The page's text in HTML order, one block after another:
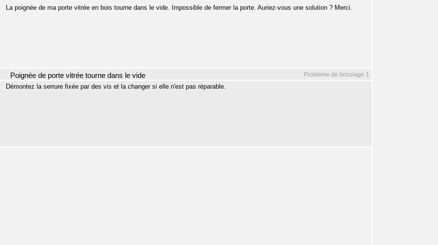
La poignée de ma porte vitrée en bois tourne dans le vide. Impossible de fermer la porte. Auriez-vous une solution ? Merci.
Problème de bricolage 1
Poignée de porte vitrée tourne dans le vide
Démontez la serrure fixée par des vis et la changer si elle n'est pas réparable.